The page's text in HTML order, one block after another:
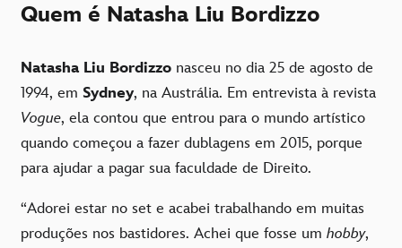
Quem é Natasha Liu Bordizzo
Natasha Liu Bordizzo nasceu no dia 25 de agosto de
1994, em Sydney, na Austrália. Em entrevista à revista
Vogue, ela contou que entrou para o mundo artístico
quando começou a fazer dublagens em 2015, porque
para ajudar a pagar sua faculdade de Direito.
“Adorei estar no set e acabei trabalhando em muitas
produções nos bastidores. Achei que fosse um hobby,